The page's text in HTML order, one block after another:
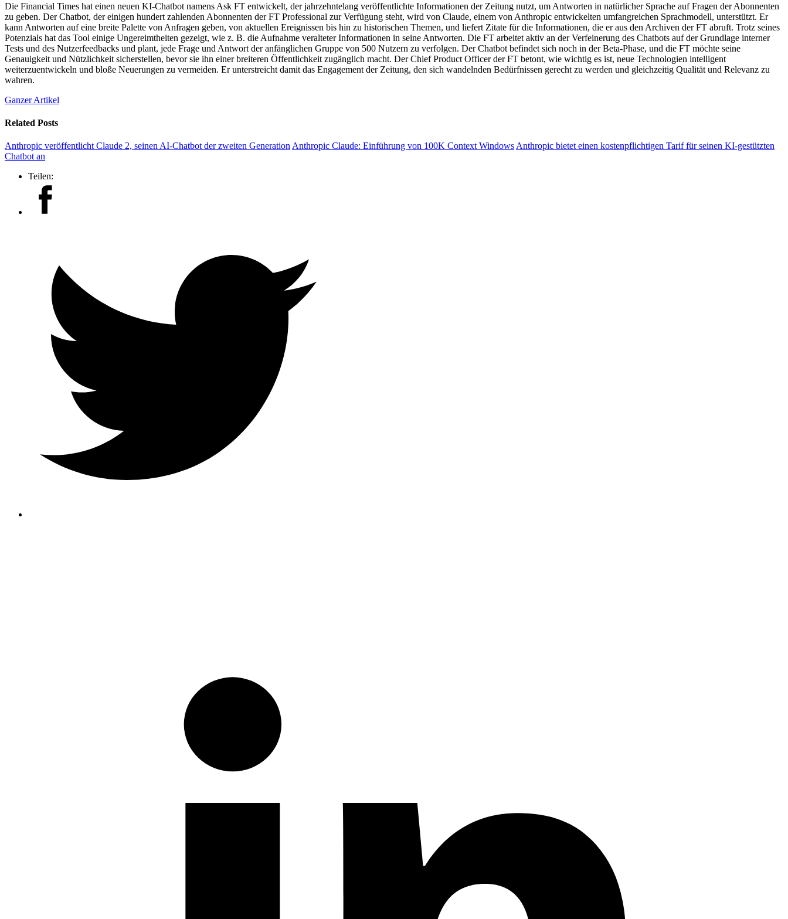
Die Financial Times hat einen neuen KI-Chatbot namens Ask FT entwickelt, der jahrzehntelang veröffentlichte Informationen der Zeitung nutzt, um Antworten in natürlicher Sprache auf Fragen der Abonnenten
zu geben. Der Chatbot, der einigen hundert zahlenden Abonnenten der FT Professional zur Verfügung steht, wird von Claude, einem von Anthropic entwickelten umfangreichen Sprachmodell, unterstützt. Er
kann Antworten auf eine breite Palette von Anfragen geben, von aktuellen Ereignissen bis hin zu historischen Themen, und liefert Zitate für die Informationen, die er aus den Archiven der FT abruft. Trotz seines
Potenzials hat das Tool einige Ungereimtheiten gezeigt, wie z. B. die Aufnahme veralteter Informationen in seine Antworten. Die FT arbeitet aktiv an der Verfeinerung des Chatbots auf der Grundlage interner
Tests und des Nutzerfeedbacks und plant, jede Frage und Antwort der anfänglichen Gruppe von 500 Nutzern zu verfolgen. Der Chatbot befindet sich noch in der Beta-Phase, und die FT möchte seine
Genauigkeit und Nützlichkeit sicherstellen, bevor sie ihn einer breiteren Öffentlichkeit zugänglich macht. Der Chief Product Officer der FT betont, wie wichtig es ist, neue Technologien intelligent
weiterzuentwickeln und bloße Neuerungen zu vermeiden. Er unterstreicht damit das Engagement der Zeitung, den sich wandelnden Bedürfnissen gerecht zu werden und gleichzeitig Qualität und Relevanz zu
wahren.
Ganzer Artikel
Related Posts
Anthropic veröffentlicht Claude 2, seinen AI-Chatbot der zweiten Generation Anthropic Claude: Einführung von 100K Context Windows Anthropic bietet einen kostenpflichtigen Tarif für seinen KI-gestützten
Chatbot an
Teilen: